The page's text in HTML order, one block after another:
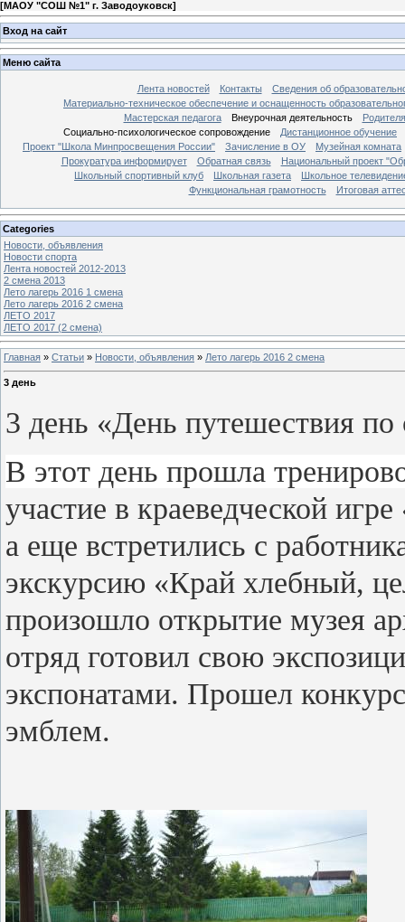
[МАОУ "СОШ №1" г. Заводоуковск]
Вход на сайт
Меню сайта
Лента новостей Контакты
Сведения об
Материально-техническое обеспечение и оснащенность
Мастерская педагога
Внеурочная деятельность
Социально-психологическое сопровождение
Дистанционное обучение
Проект "Школа Минпросвещения России"
Зачисление в ОУ
Музейная комната
Прокуратура информирует
Обратная связь
Национальный проект
Школьный спортивный клуб
Школьная газета
Школьное
Функциональная грамотность
Итоговая
Categories
Новости, объявления
Новости спорта
Лента новостей 2012-2013
2 смена 2013
Лето лагерь 2016 1 смена
Лето лагерь 2016 2 смена
ЛЕТО 2017
ЛЕТО 2017 (2 смена)
Главная » Статьи » Новости, объявления » Лето лагерь 2016 2 смена
3 день
3 день «День путешествия по
В этот день прошла
участие в краеведческой
а еще встретились с
экскурсию «Край хлебный,
произошло открытие музея
отряд готовил свою
экспонатами. Прошел
эмблем.